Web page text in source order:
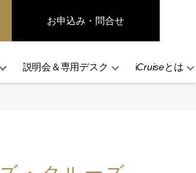
お申込み・問合せ
説明会＆専用デスク iCruiseとは